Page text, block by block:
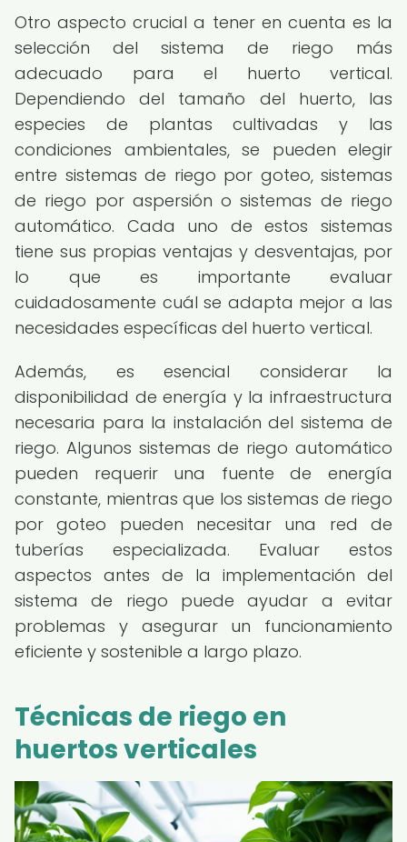
Otro aspecto crucial a tener en cuenta es la
selección del sistema de riego más
adecuado para el huerto vertical.
Dependiendo del tamaño del huerto, las
especies de plantas cultivadas y las
condiciones ambientales, se pueden elegir
entre sistemas de riego por goteo, sistemas
de riego por aspersión o sistemas de riego
automático. Cada uno de estos sistemas
tiene sus propias ventajas y desventajas, por
lo que es importante evaluar
cuidadosamente cuál se adapta mejor a las
necesidades específicas del huerto vertical.
Además, es esencial considerar la
disponibilidad de energía y la infraestructura
necesaria para la instalación del sistema de
riego. Algunos sistemas de riego automático
pueden requerir una fuente de energía
constante, mientras que los sistemas de riego
por goteo pueden necesitar una red de
tuberías especializada. Evaluar estos
aspectos antes de la implementación del
sistema de riego puede ayudar a evitar
problemas y asegurar un funcionamiento
eficiente y sostenible a largo plazo.
Técnicas de riego en
huertos verticales